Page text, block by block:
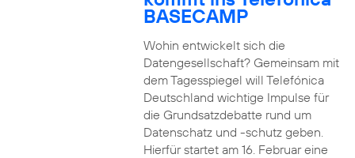
BASECAMP
Wohin entwickelt sich die
Datengesellschaft? Gemeinsam mit
dem Tagesspiegel will Telefónica
Deutschland wichtige Impulse für
die Grundsatzdebatte rund um
Datenschatz und -schutz geben.
Hierfür startet am 16. Februar eine